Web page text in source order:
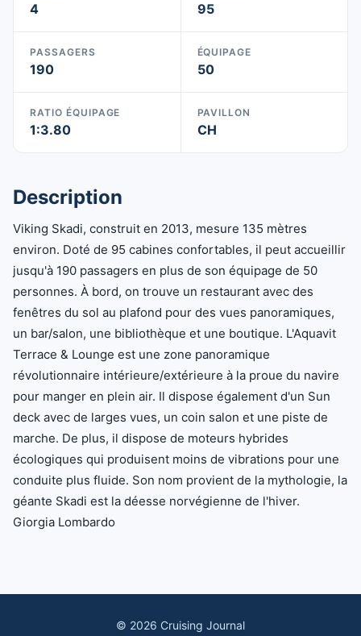
4 95
PASSAGERS
190
ÉQUIPAGE
50
RATIO ÉQUIPAGE
1:3.80
PAVILLON
CH
Description
Viking Skadi, construit en 2013, mesure 135 mètres
environ. Doté de 95 cabines confortables, il peut accueillir
jusqu'à 190 passagers en plus de son équipage de 50
personnes. À bord, on trouve un restaurant avec des
fenêtres du sol au plafond pour des vues panoramiques,
un bar/salon, une bibliothèque et une boutique. L'Aquavit
Terrace & Lounge est une zone panoramique
révolutionnaire intérieure/extérieure à la proue du navire
pour manger en plein air. Il dispose également d'un Sun
deck avec de larges vues, un coin salon et une piste de
marche. De plus, il dispose de moteurs hybrides
écologiques qui produisent moins de vibrations pour une
conduite plus fluide. Son nom provient de la mythologie, la
géante Skadi est la déesse norvégienne de l'hiver.
Giorgia Lombardo
© 2026 Cruising Journal